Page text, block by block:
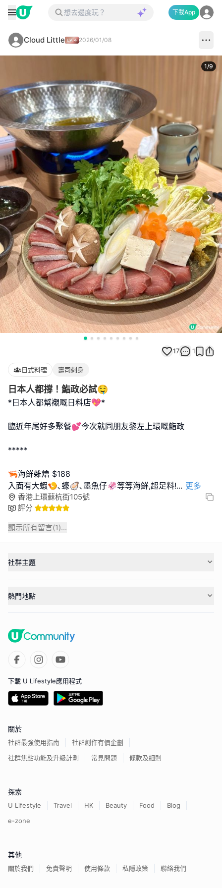
下載App
Cloud Little 2026/01/08
1/9
17 1
日式料理 壽司刺身
日本人都撐！鮨政必試🤤
*日本人都幫襯嘅日料店💖*
臨近年尾好多聚餐💕今次就同朋友黎左上環嘅鮨政
*****
🦐海鮮雜燴 $188
入面有大蝦🍤､蠔🦪､墨魚仔🦑等等海鮮,超足料!... 更多
香港上環蘇杭街105號
評分
顯示所有留言(1)...
社群主題
熱門地點
下載 U Lifestyle應用程式
關於
社群最強使用指南
社群創作有價企劃
社群焦點功能及升級計劃
常見問題 條款及細則
探索
U Lifestyle Travel HK Beauty Food
Blog
e-zone
其他
關於我們 免責聲明 使用條款 私隱政策 聯絡我們